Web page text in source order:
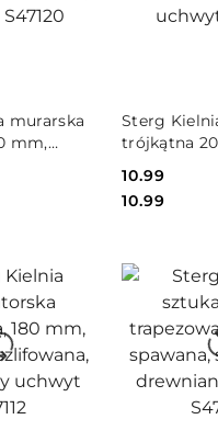
murarska
mm,
Sterg
trójkątna
drewniany
S47121
Cena:
10.99
Cena:
10.99
DO